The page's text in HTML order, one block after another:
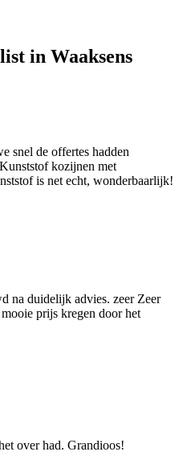
in Waaksens
snel de offertes hadden
kozijnen met
is net echt, wonderbaarlijk!
na duidelijk advies. zeer Zeer
prijs kregen door het
over had. Grandioos!